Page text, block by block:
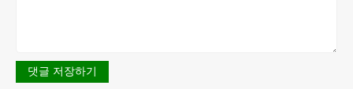
댓글 저장하기